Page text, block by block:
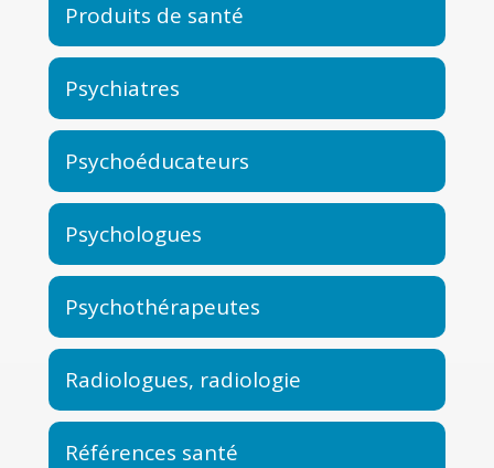
Produits de santé
Psychiatres
Psychoéducateurs
Psychologues
Psychothérapeutes
Radiologues, radiologie
Références santé